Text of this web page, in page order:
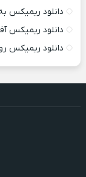
دانلود ریمیکس
دانلود ریمیکس
دانلود ریمیکس